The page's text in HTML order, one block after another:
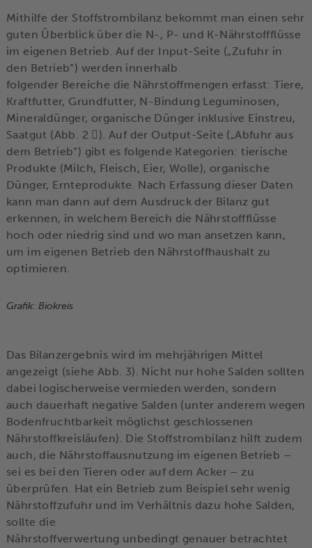
Mithilfe der Stoffstrombilanz bekommt man einen sehr
guten Überblick über die N-, P- und K-Nährstoffflüsse
im eigenen Betrieb. Auf der Input-Seite („Zufuhr in
den Betrieb“) werden innerhalb
folgender Bereiche die Nährstoffmengen erfasst: Tiere,
Kraftfutter, Grundfutter, N-Bindung Leguminosen,
Mineraldünger, organische Dünger inklusive Einstreu,
Saatgut (Abb. 2 ). Auf der Output-Seite („Abfuhr aus
dem Betrieb“) gibt es folgende Kategorien: tierische
Produkte (Milch, Fleisch, Eier, Wolle), organische
Dünger, Ernteprodukte. Nach Erfassung dieser Daten
kann man dann auf dem Ausdruck der Bilanz gut
erkennen, in welchem Bereich die Nährstoffflüsse
hoch oder niedrig sind und wo man ansetzen kann,
um im eigenen Betrieb den Nährstoffhaushalt zu
optimieren.
Grafik: Biokreis
Das Bilanzergebnis wird im mehrjährigen Mittel
angezeigt (siehe Abb. 3). Nicht nur hohe Salden sollten
dabei logischerweise vermieden werden, sondern
auch dauerhaft negative Salden (unter anderem wegen
Bodenfruchtbarkeit möglichst geschlossenen
Nährstoffkreisläufen). Die Stoffstrombilanz hilft zudem
auch, die Nährstoffausnutzung im eigenen Betrieb –
sei es bei den Tieren oder auf dem Acker – zu
überprüfen. Hat ein Betrieb zum Beispiel sehr wenig
Nährstoffzufuhr und im Verhältnis dazu hohe Salden,
sollte die
Nährstoffverwertung unbedingt genauer betrachtet